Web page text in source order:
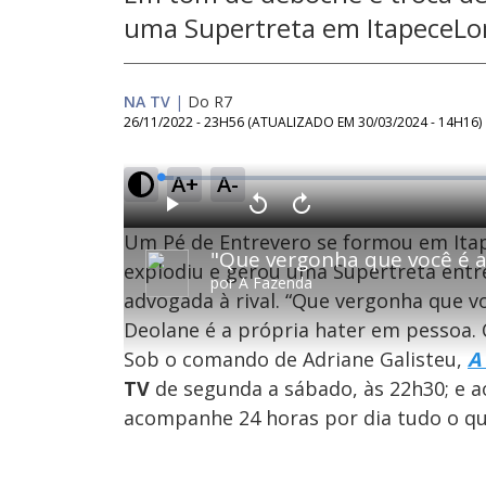
uma Supertreta em
NA TV | Do R7
26/11/2022 - 23H56 (ATUALIZADO EM 30/03/2024 - 14H16)
A+ A-
porA Fazenda
P
l
a
y
V
o
l
a
r
1
0
s
g
u
d
s
A
v
a
n
ç
a
r
1
0
e
g
n
o
s
L
o
a
d
e
d
:
.
7
%
Um Pé de Entrevero se formou em
explodiu e gerou uma Supertreta
advogada à rival. “Que vergonha que
Deolane é a própria hater em pessoa.
Sob o comando de Adriane Galisteu, A
TV de segunda a sábado, às 22h30; e
acompanhe 24 horas por dia tudo o